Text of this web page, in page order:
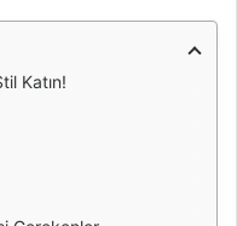
Katın!